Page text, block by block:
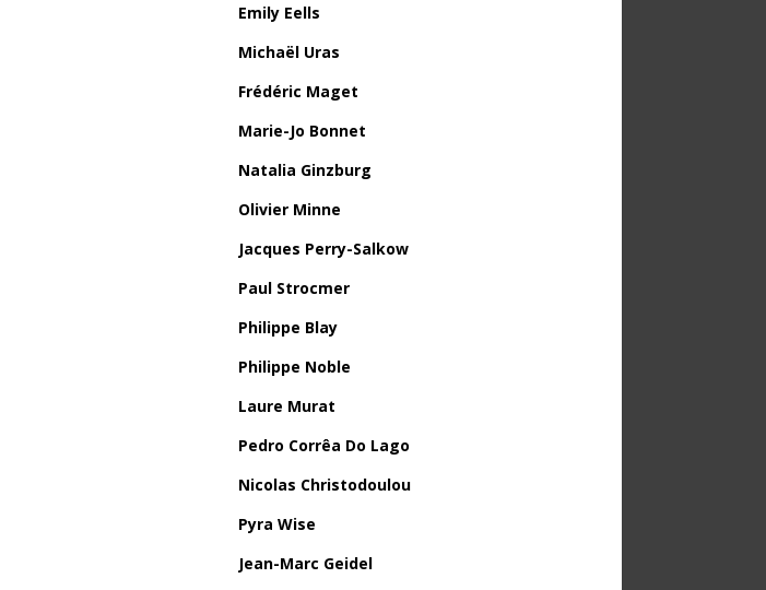
Emily Eells
Michaël Uras
Frédéric Maget
Marie-Jo Bonnet
Natalia Ginzburg
Olivier Minne
Jacques Perry-Salkow
Paul Strocmer
Philippe Blay
Philippe Noble
Laure Murat
Pedro Corrêa Do Lago
Nicolas Christodoulou
Pyra Wise
Jean-Marc Geidel